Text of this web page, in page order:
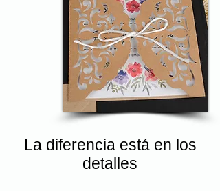
La diferencia está en los
detalles